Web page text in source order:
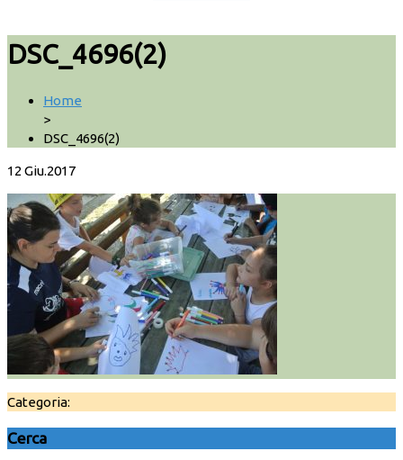
DSC_4696(2)
Home
>
DSC_4696(2)
12 Giu.2017
Categoria:
Cerca